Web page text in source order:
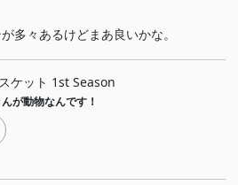
多々あるけどまあ良いかな。
ケット 1st Season
が動物なんです！